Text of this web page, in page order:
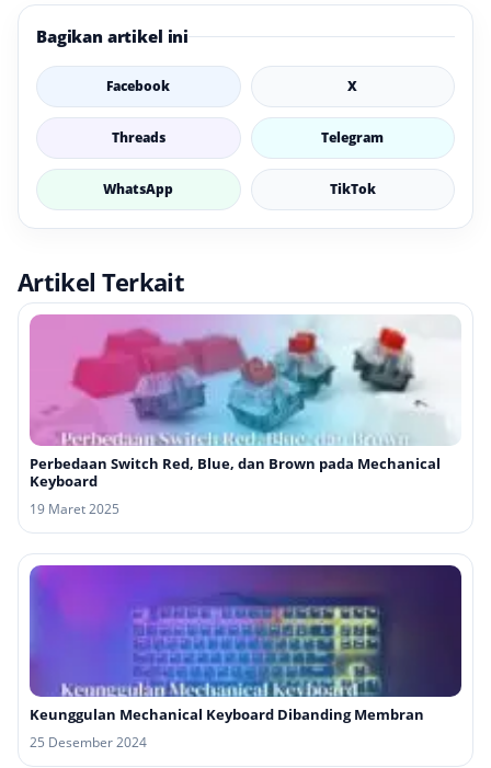
Bagikan artikel ini
Facebook X
Threads Telegram
WhatsApp TikTok
Artikel Terkait
Perbedaan Switch Red, Blue, dan Brown pada Mechanical
Keyboard
19 Maret 2025
Keunggulan Mechanical Keyboard Dibanding Membran
25 Desember 2024